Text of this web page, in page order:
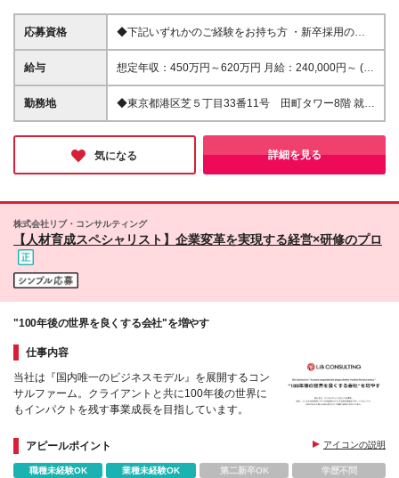
応募資格
◆下記いずれかのご経験をお持ち方 ・新卒採用のご
経験(※業界不問) ・新卒採用領域における、法人向け
の提案営業またはコンサルティング経験 (例)新卒領域
営業経験など ～求める人物像～ ・行動力があり、チ
ームで協力しながら業務を進められる方 ・自身のス
る方 ・貢献先を意識し、状況に応じ柔軟に対応で
きる方
給与
想定年収：450万円～620万円 月給：240,000円～ (参
考_月収例300,000円～(月30時間の残業代・住宅手当
込み)) ※上記想定年収は、残業代30H・住宅手当を含
勤務地
◆東京都港区芝５丁目33番11号 田町タワー8階 就業
の場所の変更の範囲：東京本社、及び全国各支店、労
働者の自宅
気になる
詳細を見る
株式会社リブ・コンサルティング
【人材育成スペシャリスト】企業変革を実現する経営×研修のプロ
"100年後の世界を良くする会社"を増やす
仕事内容
当社は『国内唯一のビジネスモデル』を展開するコン
サルファーム。クライアントと共に100年後の世界に
もインパクトを残す事業成長を目指しています。
アピールポイント アイコンの説明
職種未経験OK 業種未経験OK 第二新卒OK
学歴不問